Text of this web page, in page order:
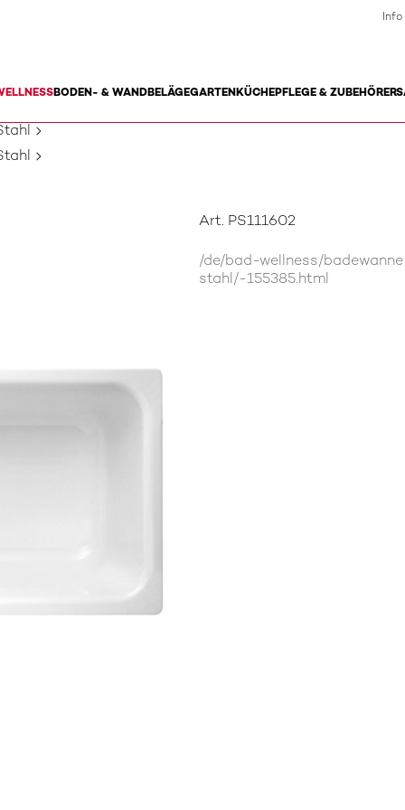
BODEN- & WANDBELÄGEGARTENKÜCHEPFLEGE & ZUBEHÖR
Info
Art. PS111602
/de/bad-wellness/
stahl/-155385.html